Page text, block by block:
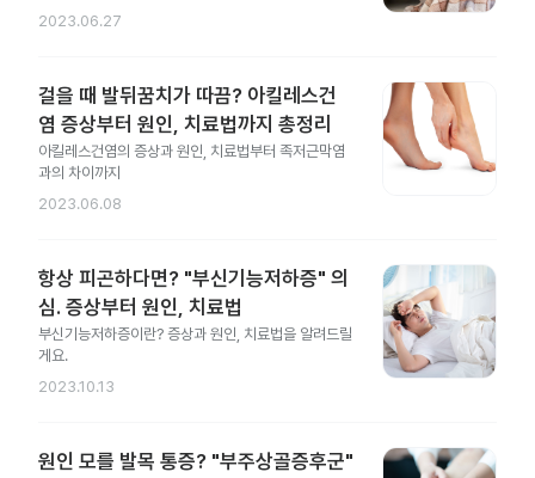
2023.06.27
걸을 때 발뒤꿈치가 따끔? 아킬레스건
염 증상부터 원인, 치료법까지 총정리
아킬레스건염의 증상과 원인, 치료법부터 족저근막염
과의 차이까지
2023.06.08
항상 피곤하다면? "부신기능저하증" 의
심. 증상부터 원인, 치료법
부신기능저하증이란? 증상과 원인, 치료법을 알려드릴
게요.
2023.10.13
원인 모를 발목 통증? "부주상골증후군"